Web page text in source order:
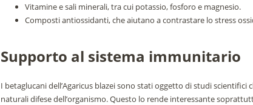
Vitamine e sali minerali, tra cui potassio, fosforo e magnesio.
Composti antiossidanti, che aiutano a contrastare lo stress
Supporto al sistema immunitario
I betaglucani dell’Agaricus blazei sono stati oggetto di studi
naturali difese dell’organismo. Questo lo rende interessante